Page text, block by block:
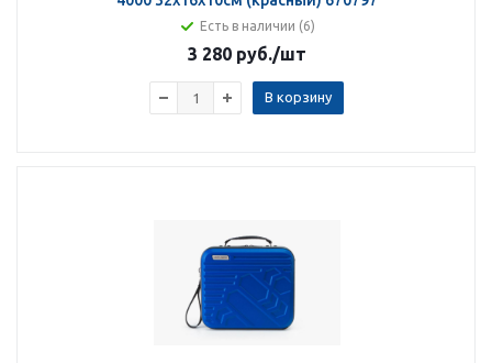
Есть в наличии (6)
3 280 руб./шт
В корзину